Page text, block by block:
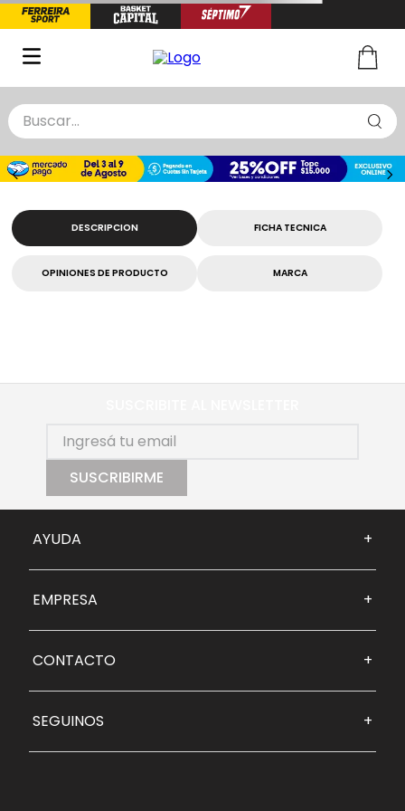
Buscar...
TÉRMINOS MÁS BUSCADOS
1.
zapatillas basquet
3.
zapatillas
.
medias
DESCRIPCION FICHA TECNICA
OPINIONES DE PRODUCTO MARCA
SUSCRIBIRME
AYUDA +
EMPRESA +
CONTACTO +
SEGUINOS +